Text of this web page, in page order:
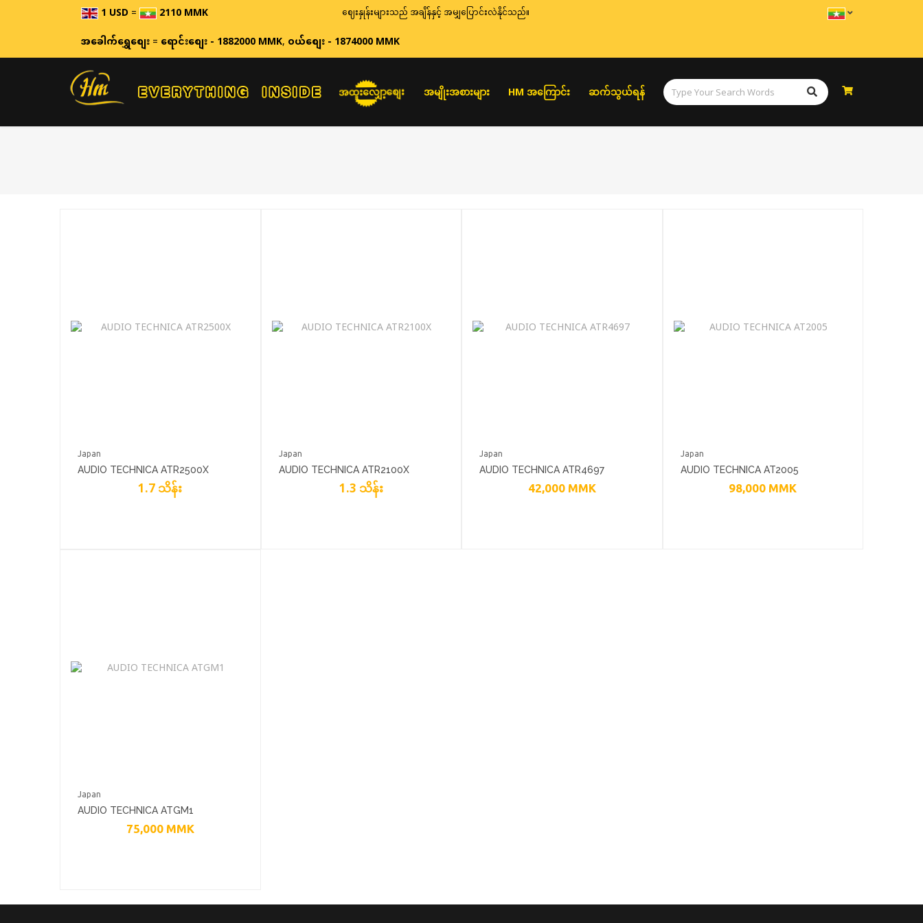
1 USD= 2110 MMK ဈေးနှုန်းများသည် အချိန်နှင့် အမျှပြောင်းလဲနိုင်သည်။
အခေါက်ရွှေစျေး=ရောင်းစျေး - 1882000 MMK,ဝယ်စျေး - 1874000 MMK
အထူးလျှော့စျေး အမျိုးအစားများ HM အကြောင်း ဆက်သွယ်ရန်
Japan
AUDIO TECHNICA ATR2500X
1.7 သိန်း
Japan
AUDIO TECHNICA ATR2100X
1.3 သိန်း
Japan
AUDIO TECHNICA ATR4697
42,000 MMK
Japan
AUDIO TECHNICA AT2005
98,000 MMK
Japan
AUDIO TECHNICA ATGM1
75,000 MMK